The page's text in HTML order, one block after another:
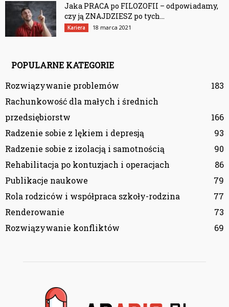
Jaka PRACA po FILOZOFII – odpowiadamy,
czy ją ZNAJDZIESZ po tych...
Kariera 18 marca 2021
POPULARNE KATEGORIE
Rozwiązywanie problemów
183
Rachunkowość dla małych i średnich
przedsiębiorstw
166
Radzenie sobie z lękiem i depresją
93
Radzenie sobie z izolacją i samotnością
90
Rehabilitacja po kontuzjach i operacjach
86
Publikacje naukowe
79
Rola rodziców i współpraca szkoły-rodzina
77
Renderowanie
73
Rozwiązywanie konfliktów
69